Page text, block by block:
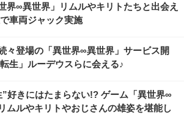
界∞異世界」リムルやキリトたちと出会え
車両ジャック実施
々登場の「異世界∞異世界」サービス開
生」ルーデウスらに会える♪
”好きにはたまらない!? ゲーム「異世界∞
ムルやキリトやおじさんの雄姿を堪能し